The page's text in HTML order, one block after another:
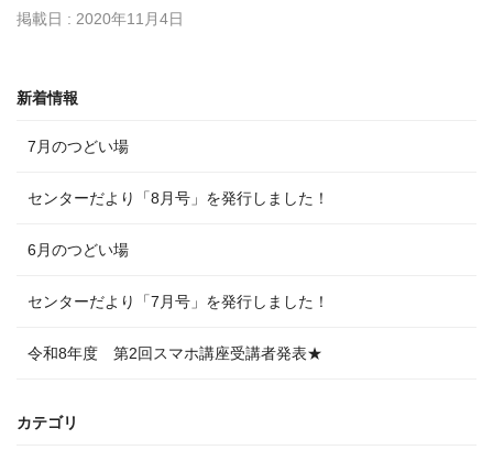
掲載日 : 2020年11月4日
新着情報
7月のつどい場
センターだより「8月号」を発行しました！
6月のつどい場
センターだより「7月号」を発行しました！
令和8年度 第2回スマホ講座受講者発表★
カテゴリ